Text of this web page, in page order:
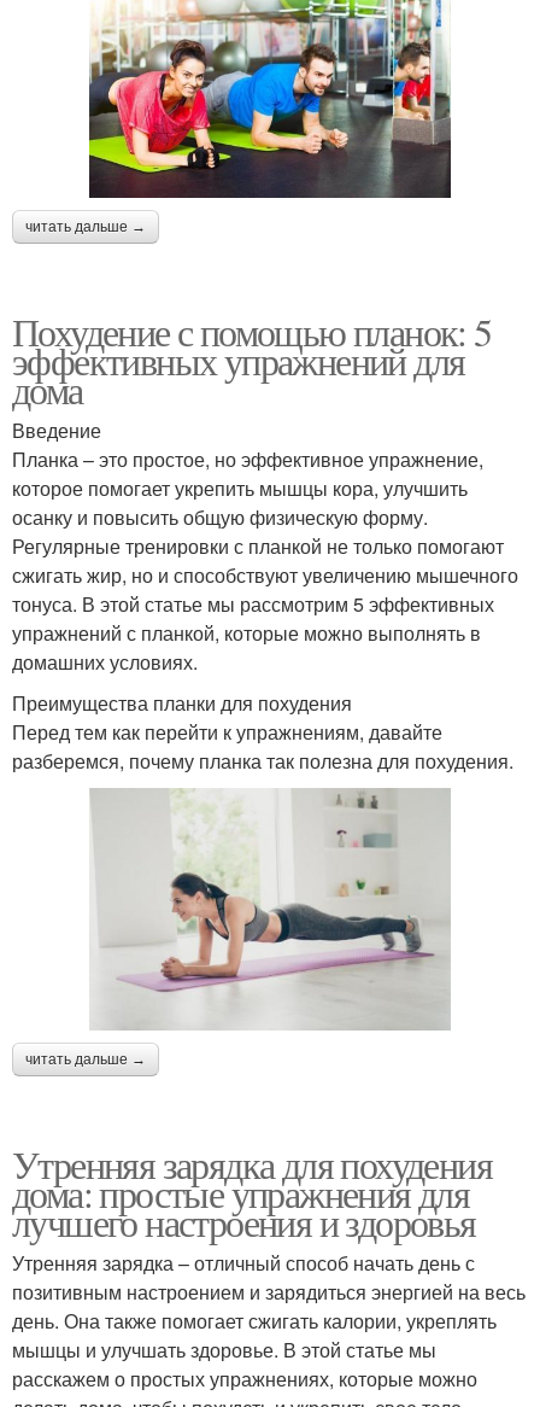
читать дальше →
Похудение с помощью планок: 5
эффективных упражнений для
дома
Введение
Планка – это простое, но эффективное упражнение,
которое помогает укрепить мышцы кора, улучшить
осанку и повысить общую физическую форму.
Регулярные тренировки с планкой не только помогают
сжигать жир, но и способствуют увеличению мышечного
тонуса. В этой статье мы рассмотрим 5 эффективных
упражнений с планкой, которые можно выполнять в
домашних условиях.
Преимущества планки для похудения
Перед тем как перейти к упражнениям, давайте
разберемся, почему планка так полезна для похудения.
читать дальше →
Утренняя зарядка для похудения
дома: простые упражнения для
лучшего настроения и здоровья
Утренняя зарядка – отличный способ начать день с
позитивным настроением и зарядиться энергией на весь
день. Она также помогает сжигать калории, укреплять
мышцы и улучшать здоровье. В этой статье мы
расскажем о простых упражнениях, которые можно